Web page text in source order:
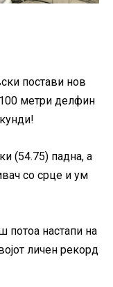
постави нов
метри делфин
(54.75) падна, а
со срце и ум
настапи на
личен рекорд